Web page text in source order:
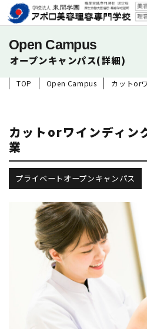
Open Campus
オープンキャンパス(詳細)
TOP Open Campus
カットorワインディ
業
プライベートオープンキャンパス